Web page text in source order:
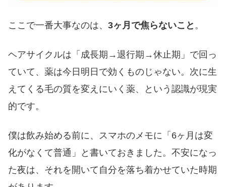
ここで一番大事なのは、 3ヶ月で焦らないこと 。
ヘアサイクルは「成長期→退行期→休止期」で回っ
ていて、薬は今日明日で効くものじゃない。次に生
えてくる毛の質を変えにいく薬、という認識が現実
的です。
僕は飲み始める前に、スマホのメモに「6ヶ月は変
化がなくて普通」と書いておきました。不安になっ
た夜は、それを開いて自分を落ち着かせていた時期